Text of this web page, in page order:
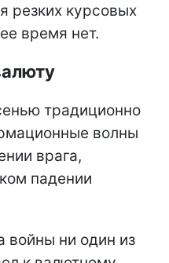
резких курсовых
время нет.
традиционно
волны
врага,
падении
войны ни один из